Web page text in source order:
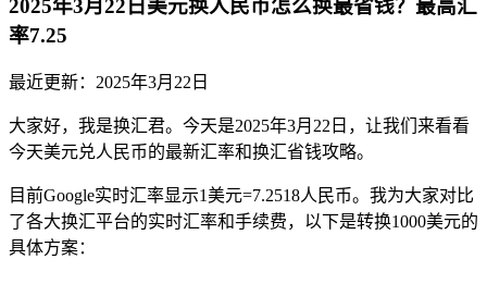
2025年3月22日美元换人民币怎么换最省钱？最高汇
率7.25
最近更新： 2025年3月22日
大家好，我是换汇君。今天是2025年3月22日，让我们来看看
今天美元兑人民币的最新汇率和换汇省钱攻略。
目前Google实时汇率显示1美元=7.2518人民币。我为大家对比
了各大换汇平台的实时汇率和手续费，以下是转换1000美元的
具体方案：